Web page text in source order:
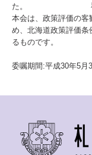
た。
本会は、政策評価の客
め、北海道政策評価
るものです。
委嘱期間:平成30年5月